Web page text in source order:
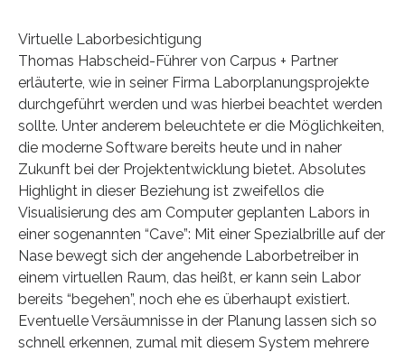
Virtuelle Laborbesichtigung
Thomas Habscheid-Führer von Carpus + Partner
erläuterte, wie in seiner Firma Laborplanungsprojekte
durchgeführt werden und was hierbei beachtet werden
sollte. Unter anderem beleuchtete er die Möglichkeiten,
die moderne Software bereits heute und in naher
Zukunft bei der Projektentwicklung bietet. Absolutes
Highlight in dieser Beziehung ist zweifellos die
Visualisierung des am Computer geplanten Labors in
einer sogenannten “Cave”: Mit einer Spezialbrille auf der
Nase bewegt sich der angehende Laborbetreiber in
einem virtuellen Raum, das heißt, er kann sein Labor
bereits “begehen”, noch ehe es überhaupt existiert.
Eventuelle Versäumnisse in der Planung lassen sich so
schnell erkennen, zumal mit diesem System mehrere